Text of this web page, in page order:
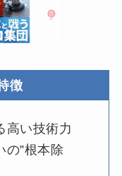
徴
高い技術力
の”根本除